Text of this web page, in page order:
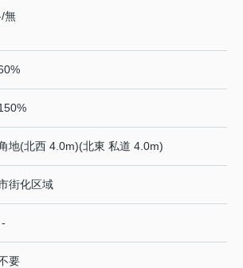
無
地(北西 4.0m)(北東 私道 4.0m)
街化区域
-
要